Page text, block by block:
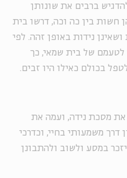
ברבים את שונותן
חשות בין כה וכה, דרשו בית
נידות באופן זהה. לפי
של בית שמאי, כך
בכולם כאילו היו זבים.
את מסכת נידה, ועמה את
דרך משמעותי בחיי, וכדרכי
במסע ולשוב ולהתבונן